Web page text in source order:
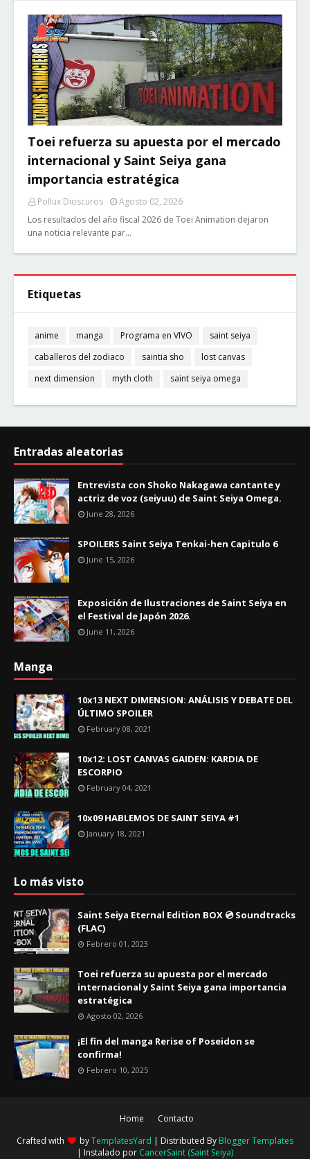
Toei refuerza su apuesta por el mercado
internacional y Saint Seiya gana
importancia estratégica
Pollux Dioscuros
Agosto 02, 2026
Los resultados del año fiscal 2026 de Toei Animation dejaron
una noticia relevante par…
Etiquetas
anime manga Programa en VIVO
saint seiya
caballeros del zodiaco
saintia sho
lost canvas
next dimension
myth cloth saint seiya omega
Entradas aleatorias
Entrevista con Shoko Nakagawa cantante y
actriz de voz (seiyuu) de Saint Seiya Omega.
June 28, 2026
SPOILERS Saint Seiya Tenkai-hen Capitulo 6
June 15, 2026
Exposición de Ilustraciones de Saint Seiya en
el Festival de Japón 2026.
June 11, 2026
Manga
10x13 NEXT DIMENSION: ANÁLISIS Y DEBATE DEL
ÚLTIMO SPOILER
February 08, 2021
10x12: LOST CANVAS GAIDEN: KARDIA DE
ESCORPIO
February 04, 2021
10x09 HABLEMOS DE SAINT SEIYA #1
January 18, 2021
Lo más visto
Saint Seiya Eternal Edition BOX 💿 Soundtracks
(FLAC)
Febrero 01, 2023
Toei refuerza su apuesta por el mercado
internacional y Saint Seiya gana importancia
estratégica
Agosto 02, 2026
¡El fin del manga Rerise of Poseidon se
confirma!
Febrero 10, 2025
Home
Contacto
Crafted with
byTemplatesYard | Distributed By Blogger Templates
| Instalado por CancerSaint (Saint Seiya)